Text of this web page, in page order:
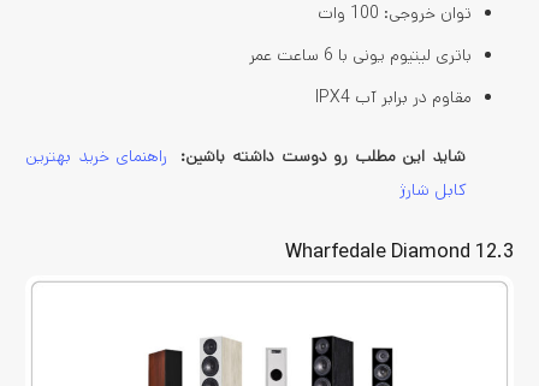
توان خروجی: 100 وات
باتری لیتیوم یونی با 6 ساعت عمر
مقاوم در برابر آب IPX4
شاید این مطلب رو دوست داشته باشین: راهنمای خرید بهترین
کابل شارژ
Wharfedale Diamond 12.3